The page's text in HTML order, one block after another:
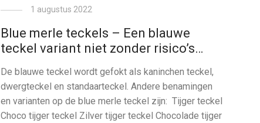
1 augustus 2022
Blue merle teckels – Een blauwe
teckel variant niet zonder risico’s…
De blauwe teckel wordt gefokt als kaninchen teckel,
dwergteckel en standaarteckel. Andere benamingen
en varianten op de blue merle teckel zijn: Tijger teckel
Choco tijger teckel Zilver tijger teckel Chocolade tijger